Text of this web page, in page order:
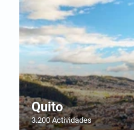
Quito
3.200 Actividades